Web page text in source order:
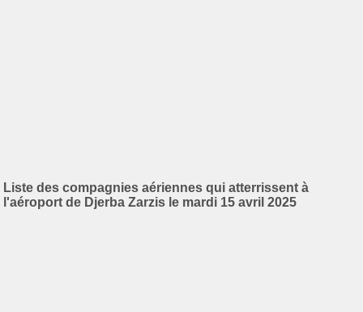
Liste des compagnies aériennes qui atterrissent à
l'aéroport de Djerba Zarzis le mardi 15 avril 2025